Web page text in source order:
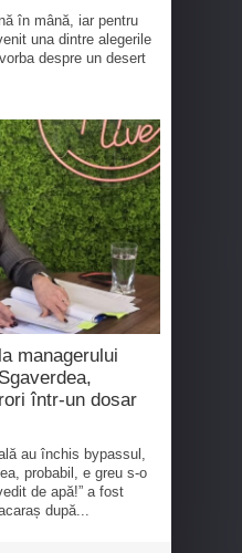
în mână, iar pentru
una dintre alegerile
despre un desert
managerului
într-un dosar
au închis bypassul,
probabil, e greu s-o
de apă!” a fost
după...